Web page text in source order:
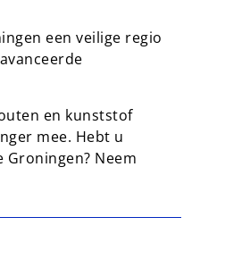
een veilige regio
en kunststof
mee. Hebt u
Neem